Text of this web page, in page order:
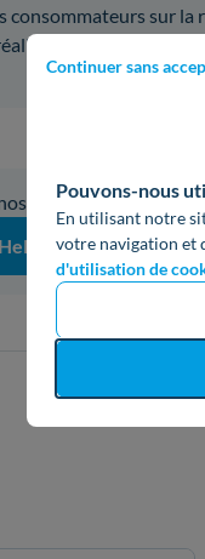
Continuer sans
Pouvons-nous
En utilisant notre
votre navigation et
d'utilisation de
consommateurs sur
des économies.
Vous avez
prochaines
Watt sur Google